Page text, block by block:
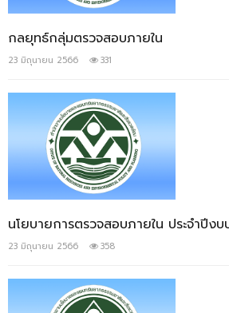
กลยุทธ์กลุ่มตรวจสอบภายใน
23 มิถุนายน 2566 331
นโยบายการตรวจสอบภายใน ประจำปีง
23 มิถุนายน 2566 358